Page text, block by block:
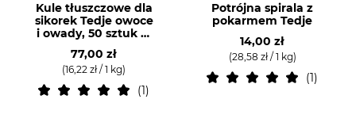
Kule tłuszczowe dla
sikorek Tedje owoce
i owady, 50 sztuk w
kartonie
77,00 zł
(16,22 zł / 1 kg)
1
Potrójna spirala z
pokarmem Tedje
14,00 zł
(28,58 zł / 1 kg)
1